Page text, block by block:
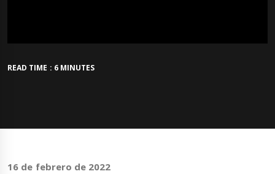
READ TIME : 6 MINUTES
16 de febrero de 2022